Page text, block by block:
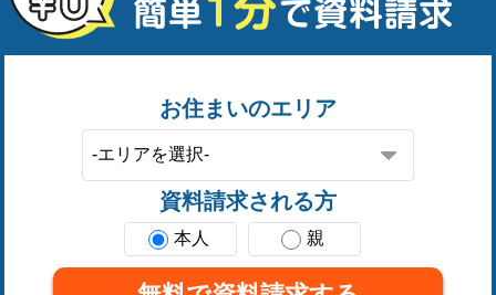
お住まいのエリア
資料請求される方
本人 親